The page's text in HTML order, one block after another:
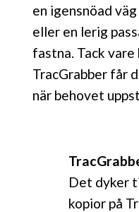
en igensnöad
eller en lerig
fastna. Tack
TracGrabber får
när behovet
Det dyker
kopior på